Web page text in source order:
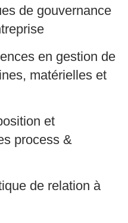
de gouvernance
en gestion de
matérielles et
et
process &
de relation à